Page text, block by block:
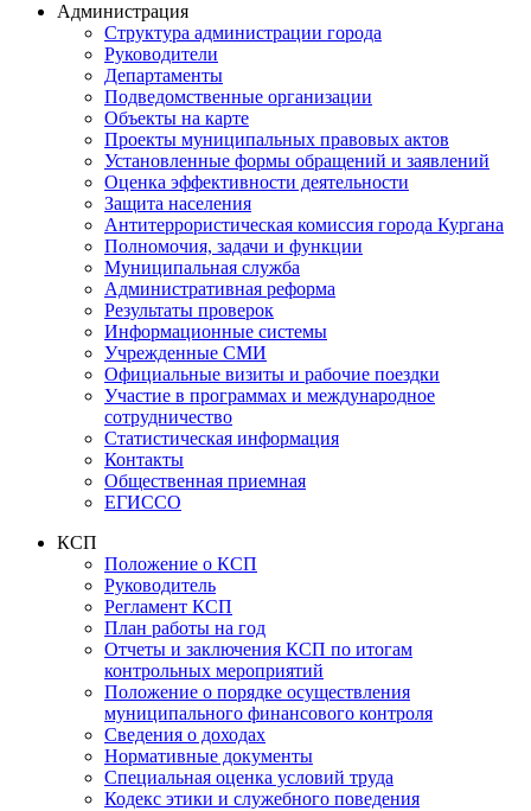
Администрация
Структура администрации города
Руководители
Департаменты
Подведомственные организации
Объекты на карте
Проекты муниципальных правовых актов
Установленные формы обращений и заявлений
Оценка эффективности деятельности
Защита населения
Антитеррористическая комиссия города Кургана
Полномочия, задачи и функции
Муниципальная служба
Административная реформа
Результаты проверок
Информационные системы
Учрежденные СМИ
Официальные визиты и рабочие поездки
Участие в программах и международное
сотрудничество
Статистическая информация
Контакты
Общественная приемная
ЕГИССО
КСП
Положение о КСП
Руководитель
Регламент КСП
План работы на год
Отчеты и заключения КСП по итогам
контрольных мероприятий
Положение о порядке осуществления
муниципального финансового контроля
Сведения о доходах
Нормативные документы
Специальная оценка условий труда
Кодекс этики и служебного поведения